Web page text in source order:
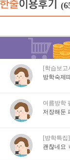
[학습보
방학숙제
여름방학
저장해둔
[방학특
괜찮네요